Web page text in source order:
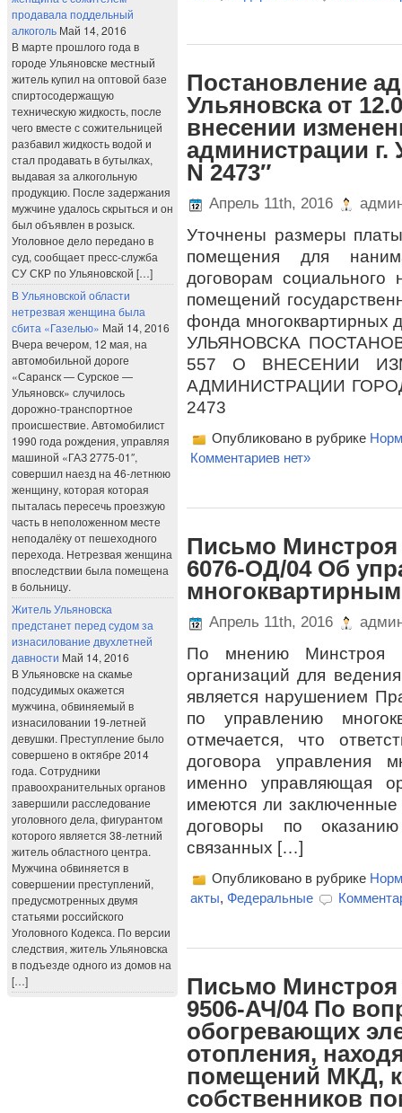
продавала поддельный
алкоголь Май 14, 2016
В марте прошлого года в
городе Ульяновске местный
житель купил на оптовой базе
спиртосодержащую
техническую жидкость, после
чего вместе с сожительницей
разбавил жидкость водой и
стал продавать в бутылках,
выдавая за алкогольную
продукцию. После задержания
мужчине удалось скрыться и он
был объявлен в розыск.
Уголовное дело передано в
суд, сообщает пресс-служба
СУ СКР по Ульяновской […]
В Ульяновской области
нетрезвая женщина была
сбита «Газелью» Май 14, 2016
Вчера вечером, 12 мая, на
автомобильной дороге
«Саранск — Сурское —
Ульяновск» случилось
дорожно-транспортное
происшествие. Автомобилист
1990 года рождения, управляя
машиной «ГАЗ 2775-01″,
совершил наезд на 46-летнюю
женщину, которая которая
пыталась пересечь проезжую
часть в неположенном месте
неподалёку от пешеходного
перехода. Нетрезвая женщина
впоследствии была помещена
в больницу.
Житель Ульяновска
предстанет перед судом за
изнасилование двухлетней
давности Май 14, 2016
В Ульяновске на скамье
подсудимых окажется
мужчина, обвиняемый в
изнасиловании 19-летней
девушки. Преступление было
совершено в октябре 2014
года. Сотрудники
правоохранительных органов
завершили расследование
уголовного дела, фигурантом
которого является 38-летний
житель областного центра.
Мужчина обвиняется в
совершении преступлений,
предусмотренных двумя
статьями российского
Уголовного Кодекса. По версии
следствия, житель Ульяновска
в подъезде одного из домов на
[…]
Постановление
Ульяновска от
внесении
администрации г.
N 2473″
Апрель 11th, 2016
Уточнены размеры
помещения для
договорам
помещений
фонда
УЛЬЯНОВСКА
557 О ВНЕСЕНИИ
АДМИНИСТРАЦИИ
2473
Опубликовано в рубрике
Комментариев нет»
Письмо Минстроя
6076-ОД/04 Об
Апрель 11th, 2016
По мнению Минстроя
организаций для
является нарушением
по управлению
отмечается, что
договора управления
именно управляющая
имеются ли
договоры по
связанных […]
Опубликовано в рубрике
акты, Федеральные
Письмо Минстроя
9506-АЧ/04 По
обогревающих
отопления,
помещений МКД,
собственников